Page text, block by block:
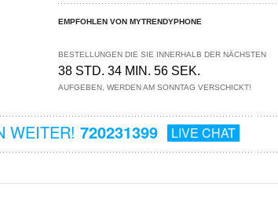
EMPFOHLEN VON MYTRENDYPHONE
BESTELLUNGEN DIE SIE INNERHALB DER NÄCHSTEN
38 STD. 34 MIN. 56 SEK.
AUFGEBEN, WERDEN AM SONNTAG VERSCHICKT!
WEITER! 720231399 LIVE CHAT